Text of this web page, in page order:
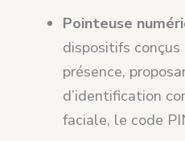
Pointeuse
dispositifs
présence,
d’identification
faciale, le code